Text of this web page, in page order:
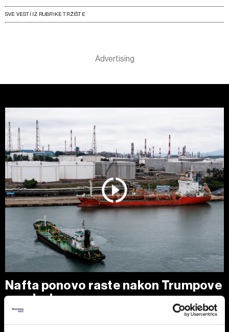
SVE VESTI IZ RUBRIKE TRŽIŠTE
Nafta ponovo raste nakon Trumpove
poruke Iranu
Cene nafte porasle su nakon najvećeg dnevnog pada u